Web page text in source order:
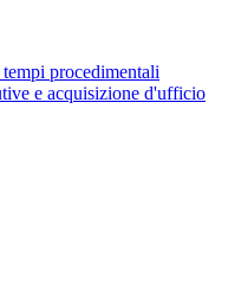
procedimentali
e acquisizione d'ufficio